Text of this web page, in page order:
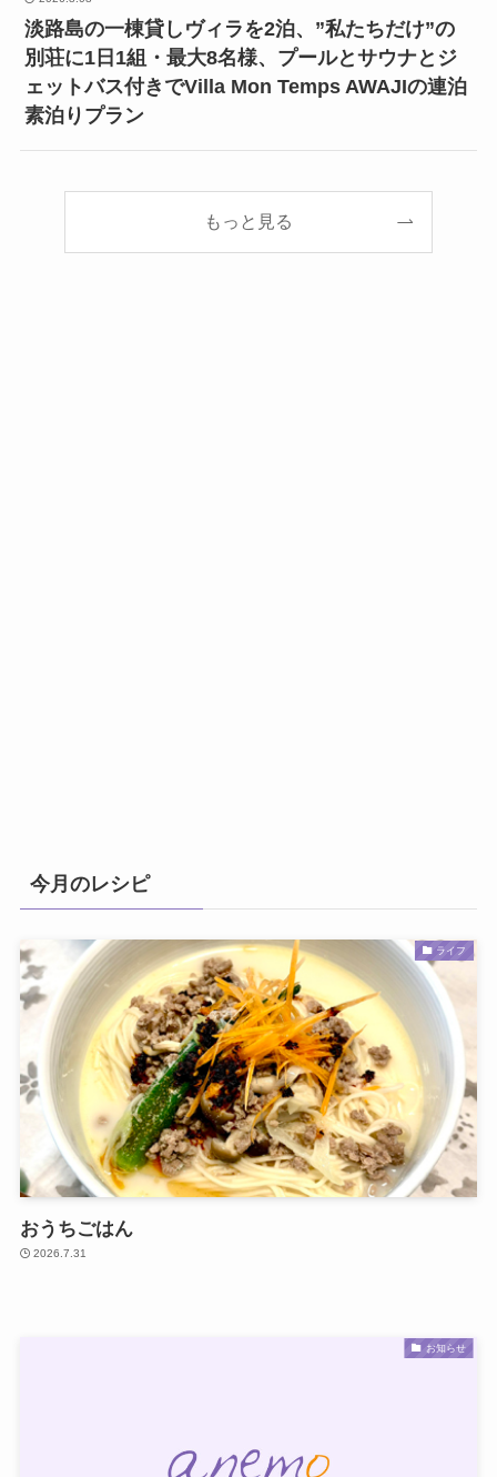
淡路島の一棟貸しヴィラを2泊、”私たちだけ”の
別荘に1日1組・最大8名様、プールとサウナとジ
ェットバス付きでVilla Mon Temps AWAJIの連泊
素泊りプラン
もっと見る
今月のレシピ
ライフ
おうちごはん
2026.7.31
お知らせ